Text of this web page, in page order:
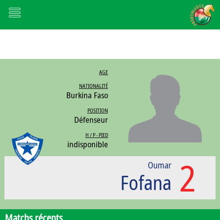
AGE
NATIONALITÉ
Burkina Faso
POSITION
Défenseur
H / P - PIED
indisponible
2
Oumar
Fofana